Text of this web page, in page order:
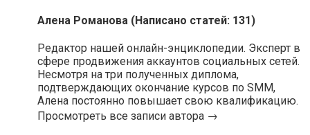
Алена Романова (Написано статей: 131)
Редактор нашей онлайн-энциклопедии. Эксперт в
сфере продвижения аккаунтов социальных сетей.
Несмотря на три полученных диплома,
подтверждающих окончание курсов по SMM,
Алена постоянно повышает свою квалификацию.
Просмотреть все записи автора →